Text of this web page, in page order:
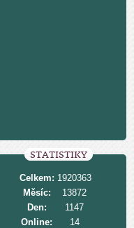
STATISTIKY
Online: 14
Celkem: 1920363
Měsíc:
13872
Den:
1147